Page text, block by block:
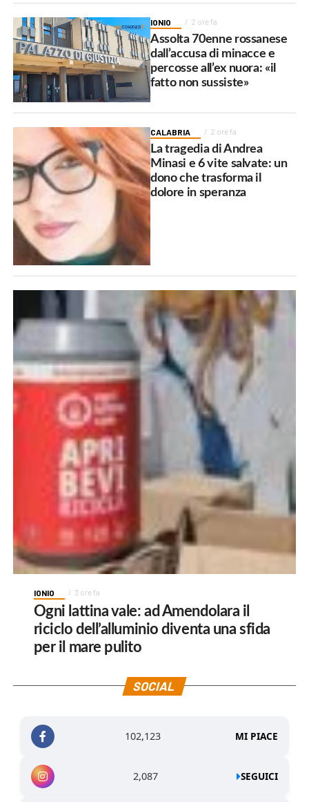
IONIO 2 ore fa
Assolta 70enne rossanese
dall’accusa di minacce e
percosse all’ex nuora: «il
fatto non sussiste»
CALABRIA 2 ore fa
La tragedia di Andrea
Minasi e 6 vite salvate: un
dono che trasforma il
dolore in speranza
IONIO 3 ore fa
Ogni lattina vale: ad Amendolara il
riciclo dell’alluminio diventa una sfida
per il mare pulito
SOCIAL
102,123 MI PIACE
2,087 SEGUICI